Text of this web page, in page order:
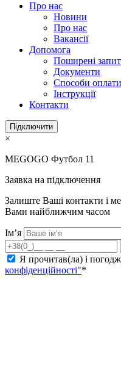
Про нас
Новини
Про нас
Вакансії
Допомога
Поширені
Документи
Способи оплати
Інструкції
Контакти
Підключити
×
MEGOGO Футбол 11
Заявка на підключення
Залиште Ваші контакти і
Вами найближчим часом
Ім’я
Я прочитав(ла) і
конфіденційності"*